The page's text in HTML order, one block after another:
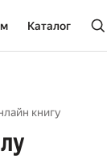
Каталог
книгу